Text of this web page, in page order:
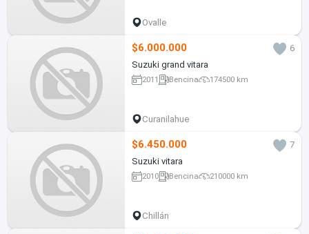
Ovalle
$6.000.000
6
Suzuki grand vitara
2011 Bencina 174500 km
Curanilahue
$6.450.000
7
Suzuki vitara
2010 Bencina 210000 km
Chillán